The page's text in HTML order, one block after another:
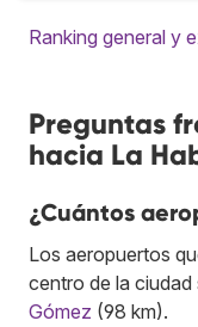
Ranking general y
Preguntas
hacia La
¿Cuántos
Los aeropuertos
centro de la
Gómez (98 km).